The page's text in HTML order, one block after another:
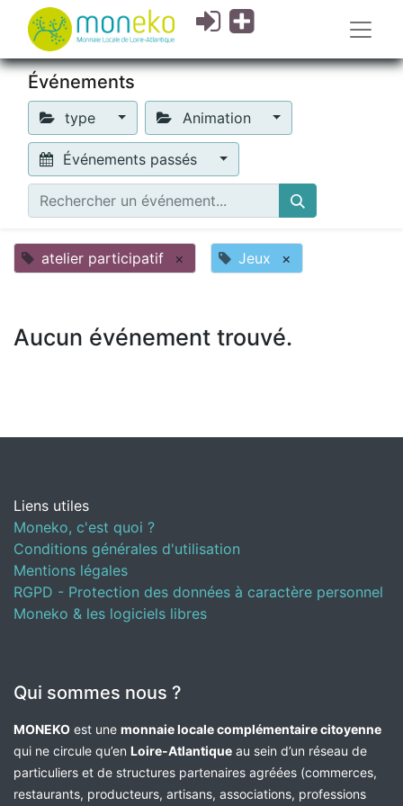
Événements
type Animation
Événements passés
atelier participatif × Jeux ×
Aucun événement trouvé.
Liens utiles
Moneko, c'est quoi ?
Conditions générales d'utilisation
Mentions légales
RGPD - Protection des données à caractère personnel
Moneko & les logiciels libres
Qui sommes nous ?
MONEKO est une monnaie locale complémentaire citoyenne
qui ne circule qu’en Loire-Atlantique au sein d’un réseau de
particuliers et de structures partenaires agréées (commerces,
restaurants, producteurs, artisans, associations, professions